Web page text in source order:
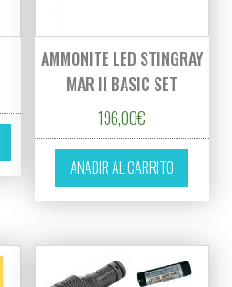
Rango de precios: desde 180,00€ hasta
Este producto tiene múltiples variantes.
AMMONITE LED STINGRAY
MAR II BASIC SET
196,00€
AÑADIR AL CARRITO